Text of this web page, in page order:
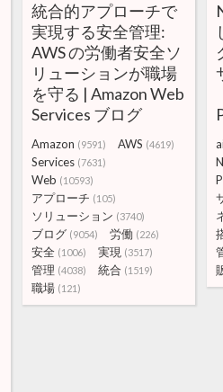
統合的アプローチで
実現する安全管理:
AWS の労働者安全ソ
リューションが職場
を守る | Amazon Web
Services ブログ
Amazon (9591) AWS (4619)
Services (7631)
Web (10593)
アプローチ (105)
ソリューション (3740)
ブログ (9054) 労働 (226)
安全 (1006) 実現 (3517)
管理 (4038) 統合 (1519)
職場 (121)